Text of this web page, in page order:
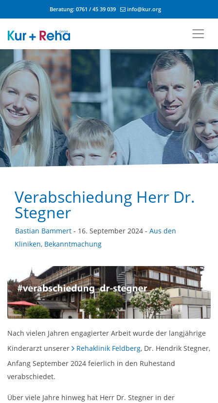
Beratung: 0761 / 45 39 039 info@kur.org
Verabschiedung Herr Dr.
Stegner
Bastian Bammert - 16. September 2024 - Aus den
Kliniken, Bekanntmachung
Nach vielen Jahren engagierter Arbeit wurde der langjährige
Kinderarzt unserer
Rehaklinik Feldberg, Dr. Hendrik Stegner,
Anfang September 2024 feierlich in den Ruhestand
verabschiedet.
Über viele Jahre hinweg hat Herr Dr. Stegner in der